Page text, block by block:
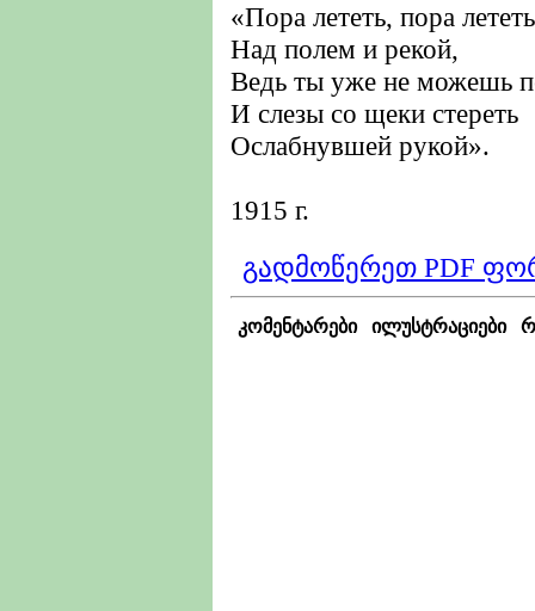
«Пора лететь, пора лететь
Над полем и рекой,
Ведь ты уже не можешь
И слезы со щеки стереть
Ослабнувшей рукой».
1915 г.
გადმოწერეთ PDF
კომენტარები ილუსტრაციები